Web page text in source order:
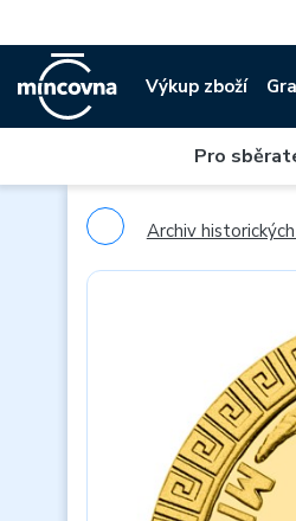
Výkup zboží
Pro
Archiv